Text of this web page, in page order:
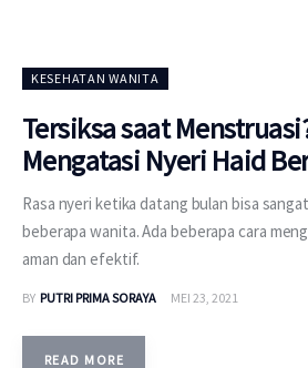
KESEHATAN WANITA
Tersiksa saat
Mengatasi Nyeri Haid
Rasa nyeri ketika datang bulan bisa
beberapa wanita. Ada beberapa cara
aman dan efektif.
BY PUTRI PRIMA SORAYA MEI 23, 2021
READ MORE